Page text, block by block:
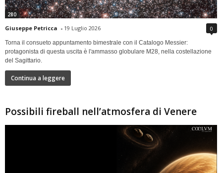
280
Giuseppe Petricca - 19 Luglio 2026 0
Torna il consueto appuntamento bimestrale con il Catalogo Messier:
protagonista di questa uscita è l'ammasso globulare M28, nella costellazione
del Sagittario.
Continua a leggere
Possibili fireball nell’atmosfera di Venere